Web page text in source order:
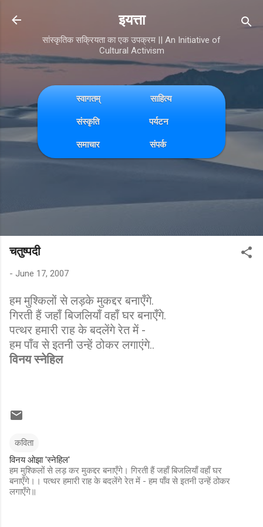
Skip to main content
इयत्ता
सांस्कृतिक सक्रियता का एक उपक्रम || An Initiative of
Cultural Activism
स्वागतम् साहित्य
संस्कृति पर्यटन
समाचार संपर्क
चतुष्पदी
- June 17, 2007
हम मुश्किलों से लड़के मुकद्दर बनाएँगे.
गिरती हैं जहाँ बिजलियाँ वहाँ घर बनाएँगे.
पत्थर हमारी राह के बदलेंगे रेत में -
हम पाँव से इतनी उन्हें ठोकर लगाएंगे..
विनय स्नेहिल
कविता
विनय ओझा 'स्नेहिल'
हम मुश्किलों से लड़ कर मुकद्दर बनाएँगे। गिरती हैं जहाँ बिजलियाँ वहाँ घर
बनाएँगे।। पत्थर हमारी राह के बदलेंगे रेत में - हम पाँव से इतनी उन्हें ठोकर
लगाएँगे॥